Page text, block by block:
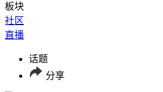
板块
社区
直播
话题
分享